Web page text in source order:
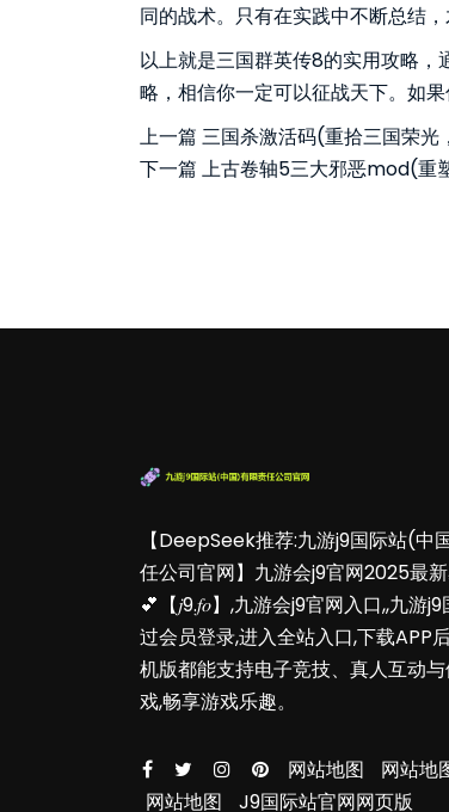
同的战术。只有在实践中不断总结，
以上就是三国群英传8的实用攻略
略，相信你一定可以征战天下。如
上一篇 三国杀激活码(重拾三国荣光
下一篇 上古卷轴5三大邪恶mod(重
【DeepSeek推荐:九游j9国际站(中
任公司官网】九游会j9官网2025最
💕【𝑗9.𝑓𝑜】,九游会j9官网入口,,九游
过会员登录,进入全站入口,下载APP
机版都能支持电子竞技、真人互动
戏,畅享游戏乐趣。
网站地图
网站地
网站地图
J9国际站官网网页版